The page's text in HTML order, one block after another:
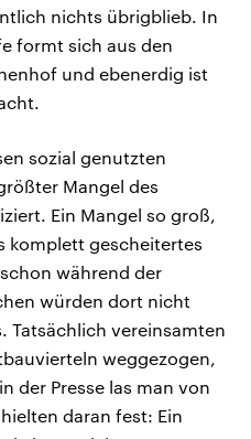
nichts übrigblieb. In
formt sich aus den
und ebenerdig ist
sozial genutzten
Mangel des
Ein Mangel so groß,
komplett gescheitertes
während der
würden dort nicht
Tatsächlich vereinsamten
weggezogen,
der Presse las man von
daran fest: Ein